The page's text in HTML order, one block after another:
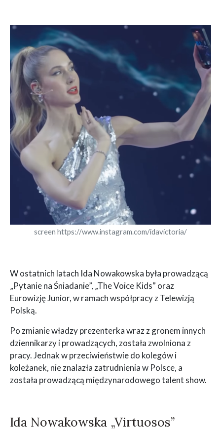
screen https://www.instagram.com/idavictoria/
W ostatnich latach Ida Nowakowska była prowadzącą
„Pytanie na Śniadanie”, „The Voice Kids” oraz
Eurowizję Junior, w ramach współpracy z Telewizją
Polską.
Po zmianie władzy prezenterka wraz z gronem innych
dziennikarzy i prowadzących, została zwolniona z
pracy. Jednak w przeciwieństwie do kolegów i
koleżanek, nie znalazła zatrudnienia w Polsce, a
została prowadzącą międzynarodowego talent show.
Ida Nowakowska „Virtuosos”